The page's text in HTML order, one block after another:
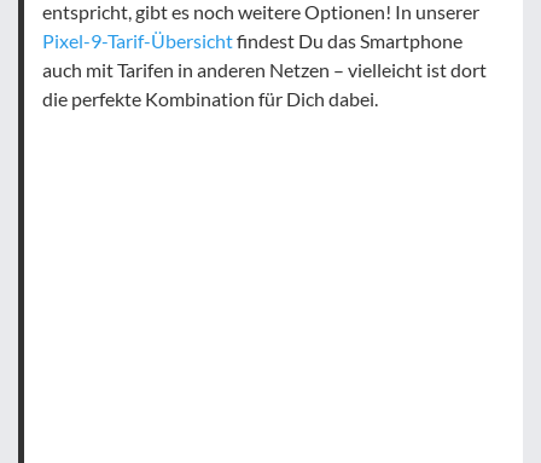
entspricht, gibt es noch weitere Optionen! In unserer
Pixel-9-Tarif-Übersichtfindest Du das Smartphone
auch mit Tarifen in anderen Netzen – vielleicht ist dort
die perfekte Kombination für Dich dabei.